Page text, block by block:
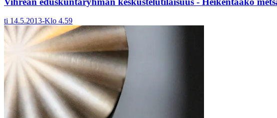
ti 14.5.2013-Klo 4.59